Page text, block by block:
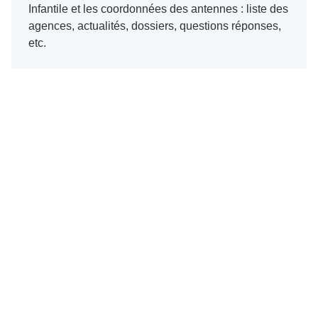
Infantile et les coordonnées des antennes : liste des
agences, actualités, dossiers, questions réponses,
etc.